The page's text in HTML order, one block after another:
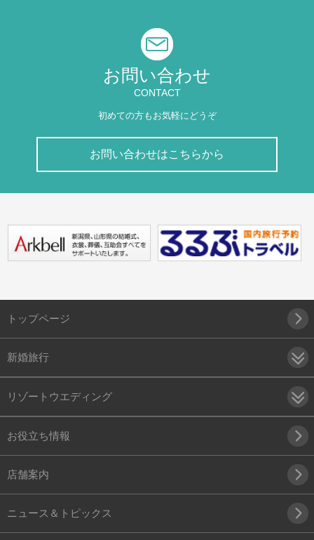
お問い合わせ
CONTACT
初めての方もお気軽にどうぞ
お問い合わせはこちらから
トップページ
新婚旅行
リゾートウエディング
お役立ち情報
店舗案内
ニュース＆トピックス